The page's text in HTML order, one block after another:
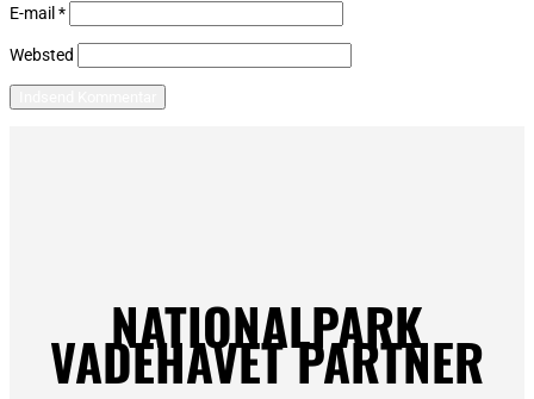
E-mail*
Websted
NATIONALPARK
VADEHAVET PARTNER